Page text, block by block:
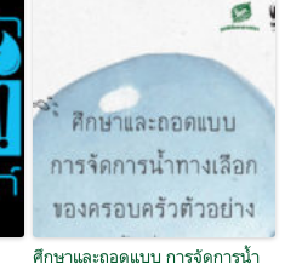
ศึกษาและถอดแบบ การจัดการน้ำ